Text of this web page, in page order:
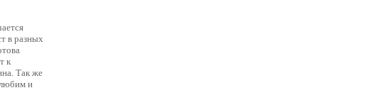
в разных
к
Так же
и